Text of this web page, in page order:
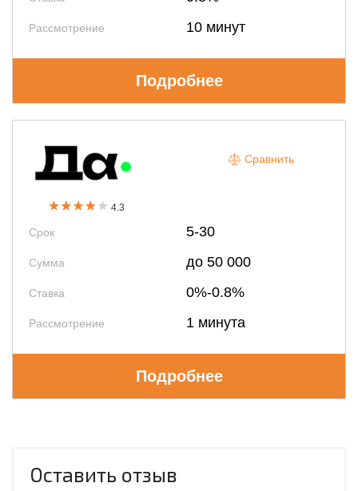
Рассмотрение 10 минут
Подробнее
4.3
Срок 5-30
Сумма до 50 000
Ставка 0%-0.8%
Рассмотрение 1 минута
Сравнить
Подробнее
Оставить отзыв